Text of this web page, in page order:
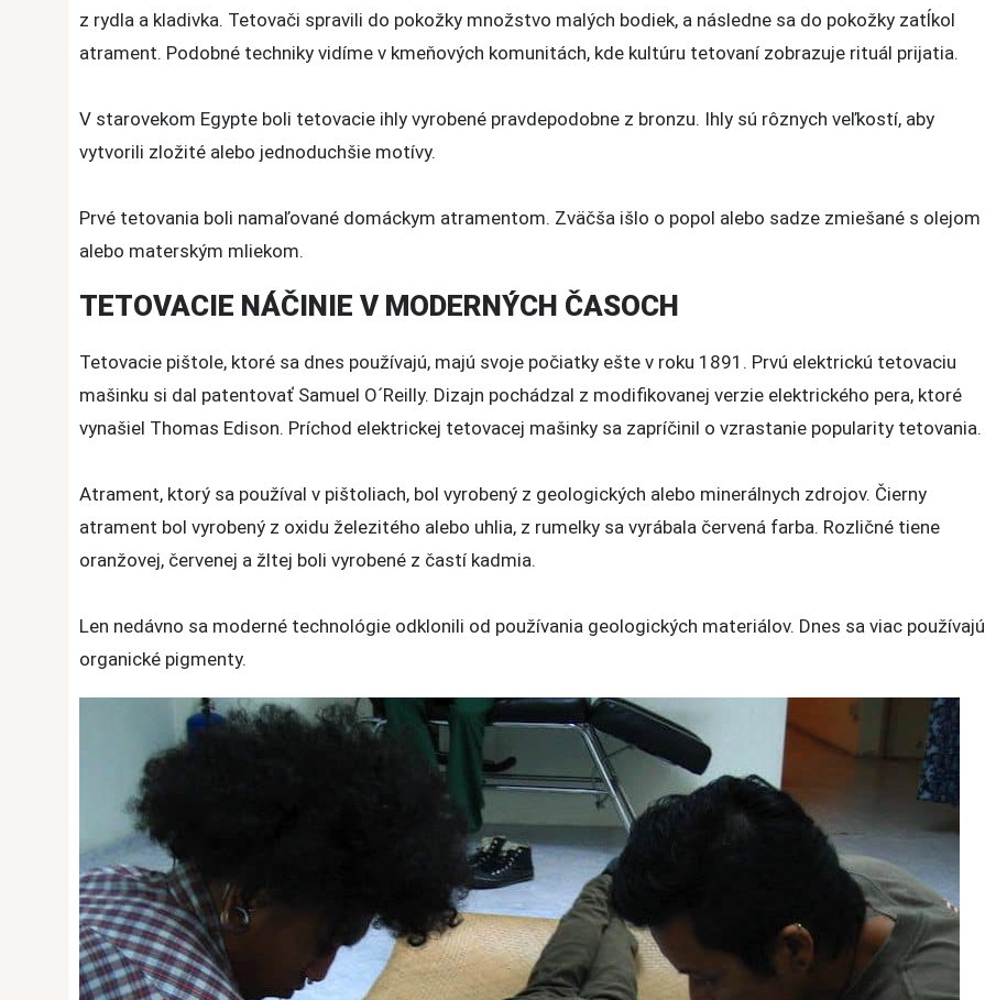
z rydla a kladivka. Tetovači spravili do pokožky množstvo malých bodiek, a následne sa do pokožky zatĺkol
atrament. Podobné techniky vidíme v kmeňových komunitách, kde kultúru tetovaní zobrazuje rituál prijatia.
V starovekom Egypte boli tetovacie ihly vyrobené pravdepodobne z bronzu. Ihly sú rôznych veľkostí, aby
vytvorili zložité alebo jednoduchšie motívy.
Prvé tetovania boli namaľované domáckym atramentom. Zväčša išlo o popol alebo sadze zmiešané s olejom
alebo materským mliekom.
TETOVACIE NÁČINIE V MODERNÝCH ČASOCH
Tetovacie pištole, ktoré sa dnes používajú, majú svoje počiatky ešte v roku 1891. Prvú elektrickú tetovaciu
mašinku si dal patentovať Samuel O´Reilly. Dizajn pochádzal z modifikovanej verzie elektrického pera, ktoré
vynašiel Thomas Edison. Príchod elektrickej tetovacej mašinky sa zapríčinil o vzrastanie popularity tetovania.
Atrament, ktorý sa používal v pištoliach, bol vyrobený z geologických alebo minerálnych zdrojov. Čierny
atrament bol vyrobený z oxidu železitého alebo uhlia, z rumelky sa vyrábala červená farba. Rozličné tiene
oranžovej, červenej a žltej boli vyrobené z častí kadmia.
Len nedávno sa moderné technológie odklonili od používania geologických materiálov. Dnes sa viac používajú
organické pigmenty.